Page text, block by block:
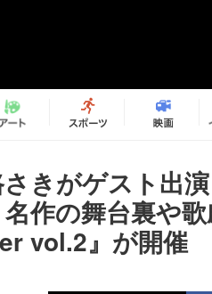
さきがゲスト出
作の舞台裏や
vol.2』が開催